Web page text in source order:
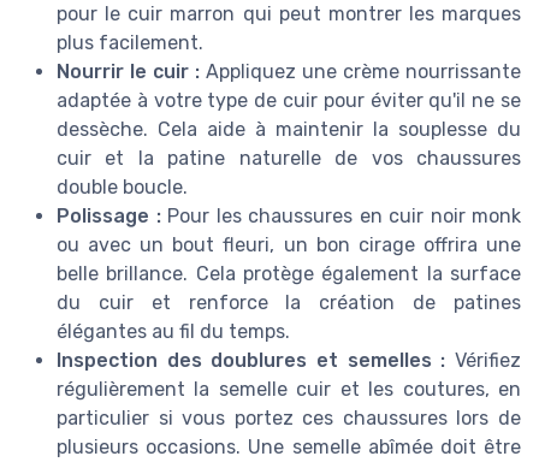
pour le cuir marron qui peut montrer les marques
plus facilement.
Nourrir le cuir : Appliquez une crème nourrissante
adaptée à votre type de cuir pour éviter qu'il ne se
dessèche. Cela aide à maintenir la souplesse du
cuir et la patine naturelle de vos chaussures
double boucle.
Polissage :Pour les chaussures en cuir noir monk
ou avec un bout fleuri, un bon cirage offrira une
belle brillance. Cela protège également la surface
du cuir et renforce la création de patines
élégantes au fil du temps.
Inspection des doublures et semelles : Vérifiez
régulièrement la semelle cuir et les coutures, en
particulier si vous portez ces chaussures lors de
plusieurs occasions. Une semelle abîmée doit être